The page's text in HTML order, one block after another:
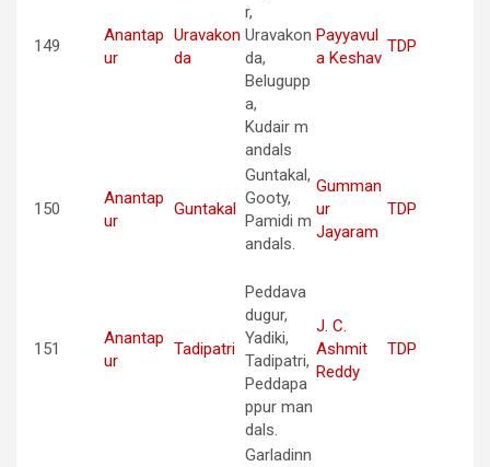
149
Anantap
ur
Uravakon
da
r,
Uravakon
da,
Belugupp
a,
Kudair m
andals
Payyavul
a Keshav
TDP
150
Anantap
ur
Guntakal
Guntakal,
Gooty,
Pamidi m
andals.
Gumman
ur
Jayaram
TDP
151
Anantap
ur
Tadipatri
Peddava
dugur,
Yadiki,
Tadipatri,
Peddapa
ppur man
dals.
J. C.
Ashmit
Reddy
TDP
Garladinn